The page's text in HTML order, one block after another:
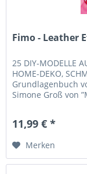
Fimo - Leather
25 DIY-MODELLE
HOME-DEKO,
Grundlagenbuch
Simone Groß von
11,99 € *
Merken